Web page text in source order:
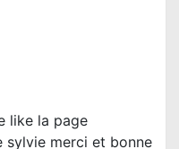
like la page
merci et bonne